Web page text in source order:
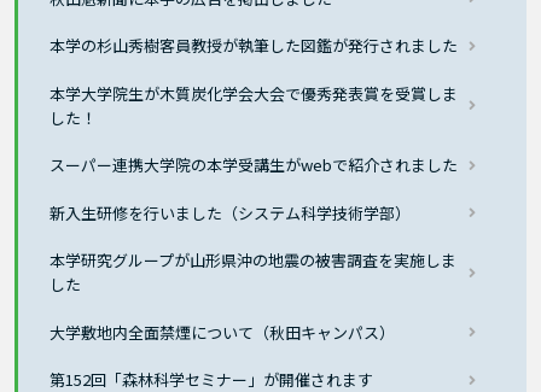
本学の杉山秀樹客員教授が執筆した図鑑が発行されました
本学大学院生が木質炭化学会大会で優秀発表賞を受賞しま
した！
スーパー連携大学院の本学受講生がwebで紹介されました
新入生研修を行いました（システム科学技術学部）
本学研究グループが山形県沖の地震の被害調査を実施しま
した
大学敷地内全面禁煙について（秋田キャンパス）
第152回「森林科学セミナー」が開催されます